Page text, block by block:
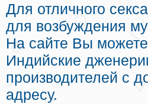
Для отличного
для возбуждения
На сайте Вы
Индийские
производителей с
адресу.